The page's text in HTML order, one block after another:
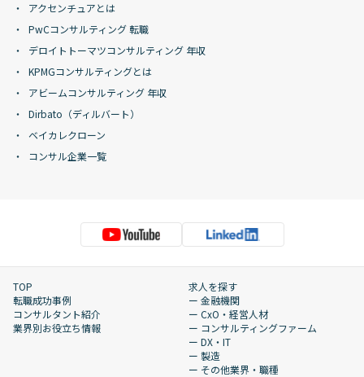
アクセンチュアとは
PwCコンサルティング 転職
デロイトトーマツコンサルティング 年収
KPMGコンサルティングとは
アビームコンサルティング 年収
Dirbato（ディルバート）
ベイカレクローン
コンサル企業一覧
TOP
転職成功事例
コンサルタント紹介
業界別お役立ち情報
求人を探す
ー 金融機関
ー CxO・経営人材
ー コンサルティングファーム
ー DX・IT
ー 製造
ー その他業界・職種